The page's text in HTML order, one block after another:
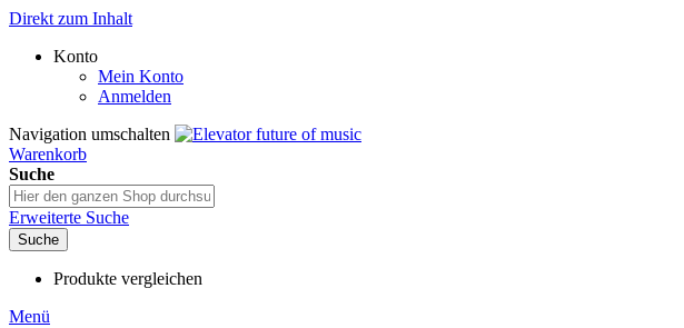
Direkt zum Inhalt
Konto
Mein Konto
Anmelden
Navigation umschalten
Warenkorb
Suche
Erweiterte Suche
Suche
Produkte vergleichen
Menü